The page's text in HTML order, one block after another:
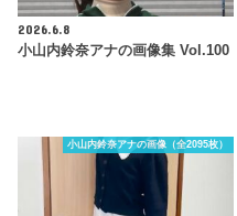
2026.6.8
小山内鈴奈アナの画像集 Vol.100
小山内鈴奈アナの画像（全2095枚）